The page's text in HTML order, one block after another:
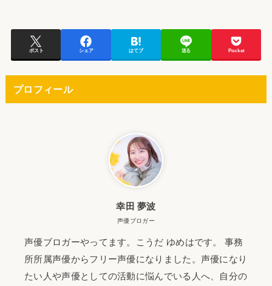
ポスト シェア はてブ 送る Pocket
プロフィール
幸田 夢波
声優ブロガー
声優ブロガーやってます。こうだ ゆめはです。 事務
所所属声優からフリー声優になりました。声優になり
たい人や声優としての活動に悩んでいる人へ、自分の